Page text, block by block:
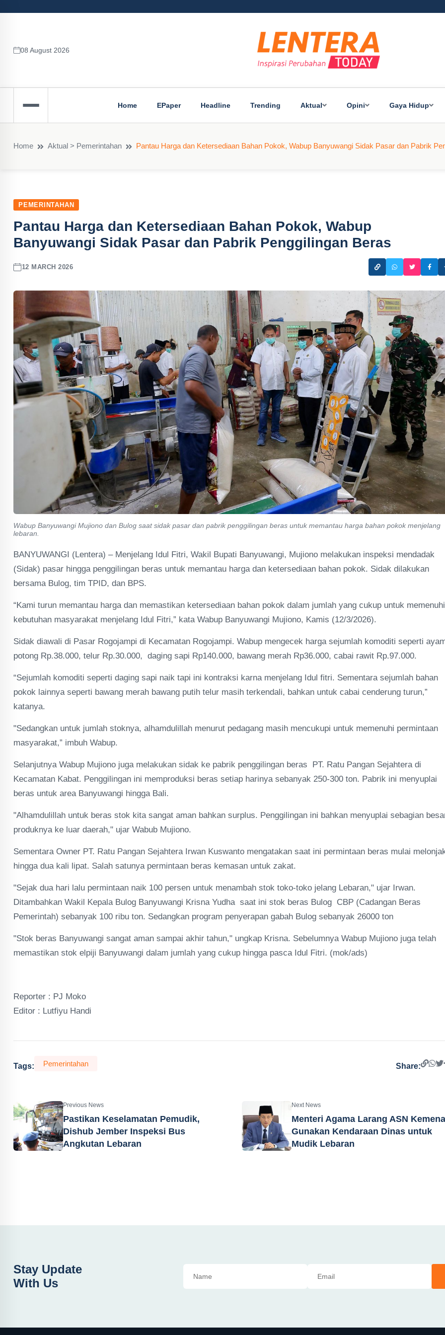
08 August 2026
Home EPaper Headline Trending Aktual Opini Gaya Hidup
Home Aktual > Pemerintahan Pantau Harga dan Ketersediaan Bahan Pokok, Wabup Banyuwangi Sidak Pasar dan Pabrik
PEMERINTAHAN
Pantau Harga dan Ketersediaan Bahan Pokok, Wabup
Banyuwangi Sidak Pasar dan Pabrik Penggilingan Beras
12 MARCH 2026
Wabup Banyuwangi Mujiono dan Bulog saat sidak pasar dan pabrik penggilingan beras untuk memantau harga bahan pokok menjelang
lebaran.
BANYUWANGI (Lentera) – Menjelang Idul Fitri, Wakil Bupati Banyuwangi, Mujiono melakukan inspeksi mendadak
(Sidak) pasar hingga penggilingan beras untuk memantau harga dan ketersediaan bahan pokok. Sidak dilakukan
bersama Bulog, tim TPID, dan BPS.
“Kami turun memantau harga dan memastikan ketersediaan bahan pokok dalam jumlah yang cukup untuk memenuhi
kebutuhan masyarakat menjelang Idul Fitri,” kata Wabup Banyuwangi Mujiono, Kamis (12/3/2026).
Sidak diawali di Pasar Rogojampi di Kecamatan Rogojampi. Wabup mengecek harga sejumlah komoditi seperti
potong Rp.38.000, telur Rp.30.000, daging sapi Rp140.000, bawang merah Rp36.000, cabai rawit Rp.97.000.
“Sejumlah komoditi seperti daging sapi naik tapi ini kontraksi karna menjelang Idul fitri. Sementara sejumlah bahan
pokok lainnya seperti bawang merah bawang putih telur masih terkendali, bahkan untuk cabai cenderung turun,”
katanya.
"Sedangkan untuk jumlah stoknya, alhamdulillah menurut pedagang masih mencukupi untuk memenuhi permintaan
masyarakat,” imbuh Wabup.
Selanjutnya Wabup Mujiono juga melakukan sidak ke pabrik penggilingan beras PT. Ratu Pangan Sejahtera di
Kecamatan Kabat. Penggilingan ini memproduksi beras setiap harinya sebanyak 250-300 ton. Pabrik ini menyuplai
beras untuk area Banyuwangi hingga Bali.
"Alhamdulillah untuk beras stok kita sangat aman bahkan surplus. Penggilingan ini bahkan menyuplai sebagian
produknya ke luar daerah," ujar Wabub Mujiono.
Sementara Owner PT. Ratu Pangan Sejahtera Irwan Kuswanto mengatakan saat ini permintaan beras mulai
hingga dua kali lipat. Salah satunya permintaan beras kemasan untuk zakat.
"Sejak dua hari lalu permintaan naik 100 persen untuk menambah stok toko-toko jelang Lebaran," ujar Irwan.
Ditambahkan Wakil Kepala Bulog Banyuwangi Krisna Yudha saat ini stok beras Bulog CBP (Cadangan Beras
Pemerintah) sebanyak 100 ribu ton. Sedangkan program penyerapan gabah Bulog sebanyak 26000 ton
"Stok beras Banyuwangi sangat aman sampai akhir tahun," ungkap Krisna. Sebelumnya Wabup Mujiono juga telah
memastikan stok elpiji Banyuwangi dalam jumlah yang cukup hingga pasca Idul Fitri. (mok/ads)
Reporter : PJ Moko
Editor : Lutfiyu Handi
Tags: Pemerintahan Share:
Previous News
Pastikan Keselamatan Pemudik,
Dishub Jember Inspeksi Bus
Angkutan Lebaran
Next News
Menteri Agama Larang ASN
Gunakan Kendaraan Dinas untuk
Mudik Lebaran
Stay Update
With Us